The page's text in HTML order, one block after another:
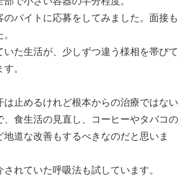
のバイトに応募をしてみました。面接も
いた生活が、少しずつ違う様相を帯びて
。
は止めるけれど根本からの治療ではない
、食生活の見直し、コーヒーやタバコの
地道な改善もするべきなのだと思いま
れていた呼吸法も試しています。